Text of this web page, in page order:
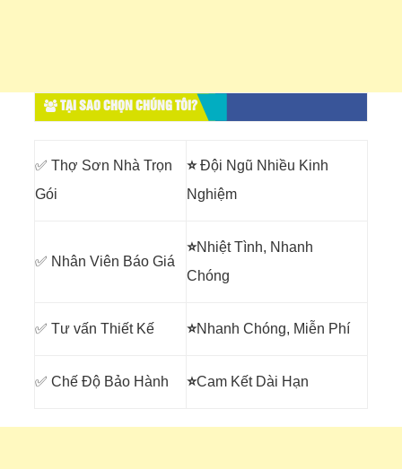
TẠI SAO CHỌN CHÚNG TÔI?
✅ Thợ Sơn Nhà Trọn
Gói
⭐Đội Ngũ Nhiều Kinh
Nghiệm
✅ Nhân Viên Báo Giá
⭐Nhiệt Tình, Nhanh
Chóng
✅ Tư vấn Thiết Kế ⭐Nhanh Chóng, Miễn Phí
✅ Chế Độ Bảo Hành ⭐Cam Kết Dài Hạn